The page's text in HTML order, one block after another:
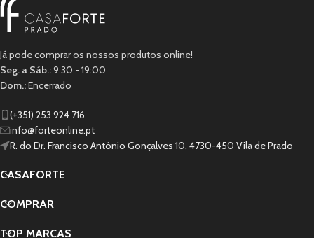
Já pode comprar os nossos produtos online!
Seg. a Sáb.:9:30 - 19:00
Dom.:Encerrado
(+351) 253 924 716
info@forteonline.pt
R. do Dr. Francisco António Gonçalves 10, 4730-450 Vila de Prado
CASAFORTE
COMPRAR
TOP MARCAS